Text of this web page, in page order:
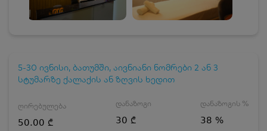
5-30 ივნისი, ბათუმში, აივნიანი ნომრები 2 ან 3
სტუმარზე ქალაქის ან ზღვის ხედით
ღირებულება
50.00 ₾
დანაზოგი
30 ₾
დანაზოგის %
38 %